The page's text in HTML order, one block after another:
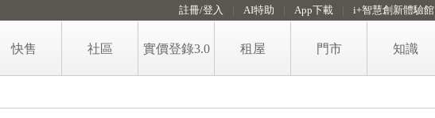
註冊/登入 AI特助 App下載 i+智慧創新體驗館
快售 社區 實價登錄3.0 租屋 門市 知識